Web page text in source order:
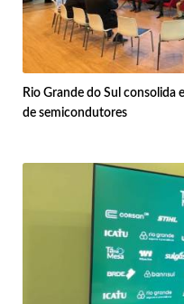
Rio Grande do Sul consolida
de semicondutores